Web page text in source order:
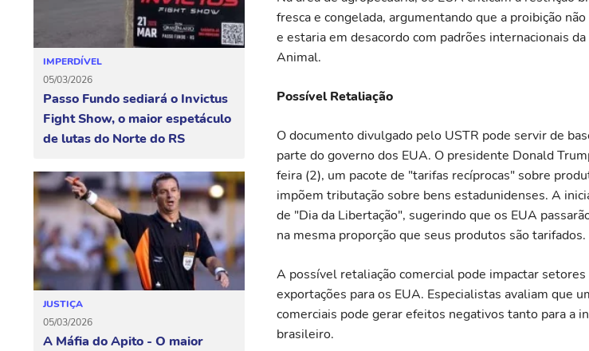
IMPERDÍVEL
05/03/2026
Passo Fundo sediará o Invictus
Fight Show, o maior espetáculo
de lutas do Norte do RS
JUSTIÇA
05/03/2026
A Máfia do Apito - O maior
fresca e congelada, argumentando que a proibição
e estaria em desacordo com padrões internacionais
Animal.
Possível Retaliação
O documento divulgado pelo USTR pode servir de
parte do governo dos EUA. O presidente Donald
feira (2), um pacote de "tarifas recíprocas" sobre
impõem tributação sobre bens estadunidenses. A
de "Dia da Libertação", sugerindo que os EUA
na mesma proporção que seus produtos são tarifados.
A possível retaliação comercial pode impactar
exportações para os EUA. Especialistas avaliam que
comerciais pode gerar efeitos negativos tanto para a
brasileiro.